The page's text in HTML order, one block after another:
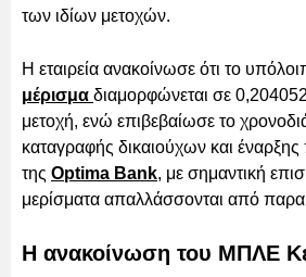
των ιδίων μετοχών.
Η εταιρεία ανακοίνωσε ότι το
μέρισμα διαμορφώνεται σε
μετοχή, ενώ επιβεβαίωσε το
καταγραφής δικαιούχων και
της Optima Bank, με σημαντική
μερίσματα απαλλάσσονται από
Η ανακοίνωση του ΜΠΛΕ